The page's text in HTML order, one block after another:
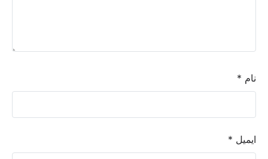
نام *
ایمیل *